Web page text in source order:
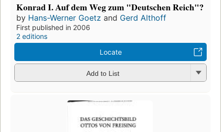
Konrad I. Auf dem Weg zum "Deutschen Reich"?
by Hans-Werner Goetz and Gerd Althoff
First published in 2006
2 editions
Locate
Add to List